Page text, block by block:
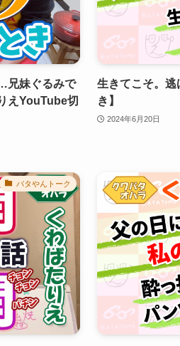
兄妹ぐるみで
えYouTube切
生きてこそ。
き】
2024年6月20日
バタやんトーク